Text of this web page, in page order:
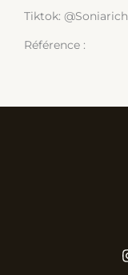
Tiktok:
Référence :